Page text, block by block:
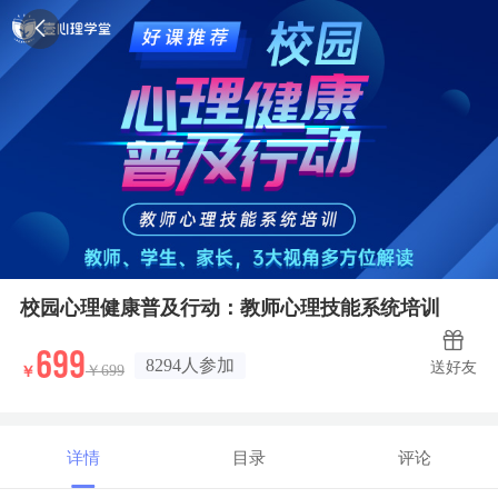
校园心理健康普及行动：教师心理技能系统培训
￥699￥699 8294人参加 送好友
详情 目录 评论